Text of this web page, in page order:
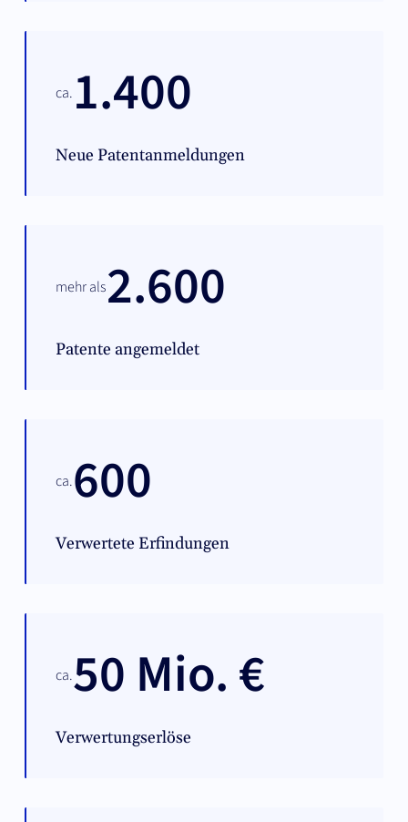
ca. 1.400
Neue Patentanmeldungen
mehr als2.600
Patente angemeldet
ca.600
Verwertete Erfindungen
ca.50 Mio. €
Verwertungserlöse